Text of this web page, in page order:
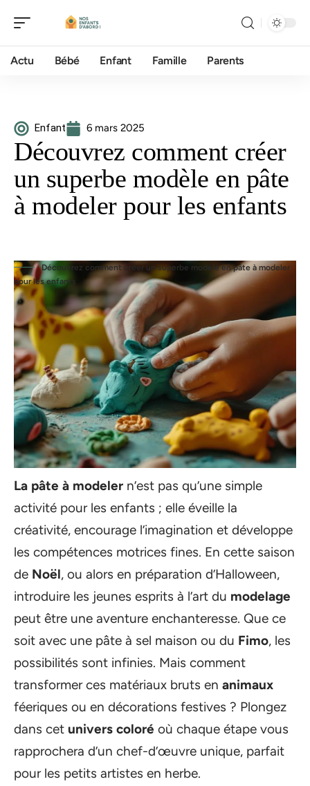
Actu Bébé Enfant Famille Parents
Enfant 6 mars 2025
Découvrez comment créer
un superbe modèle en pâte
à modeler pour les enfants
Découvrez comment créer un superbe modèle en pâte à modeler
pour les enfants
La pâte à modeler n’est pas qu’une simple
activité pour les enfants ; elle éveille la
créativité, encourage l’imagination et développe
les compétences motrices fines. En cette saison
de Noël, ou alors en préparation d’Halloween,
introduire les jeunes esprits à l’art du modelage
peut être une aventure enchanteresse. Que ce
soit avec une pâte à sel maison ou du Fimo, les
possibilités sont infinies. Mais comment
transformer ces matériaux bruts en animaux
féeriques ou en décorations festives ? Plongez
dans cet univers coloré où chaque étape vous
rapprochera d’un chef-d’œuvre unique, parfait
pour les petits artistes en herbe.